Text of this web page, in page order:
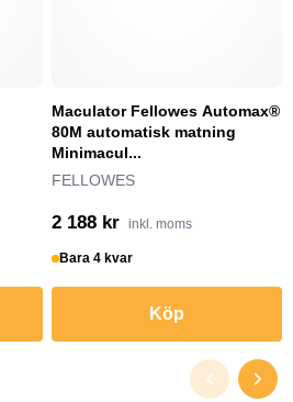
Maculator Fellowes Automax®
80M automatisk matning
Minimacul...
FELLOWES
2 188 kr inkl. moms
Bara 4 kvar
Köp